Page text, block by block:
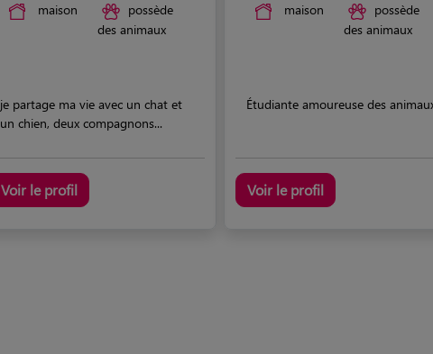
maison
possède
des animaux
je partage ma vie avec un chat et
un chien, deux compagnons...
Voir le profil
maison
possède
des animaux
Étudiante amoureuse des
Voir le profil